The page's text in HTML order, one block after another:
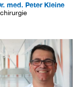
med. Peter Kleine